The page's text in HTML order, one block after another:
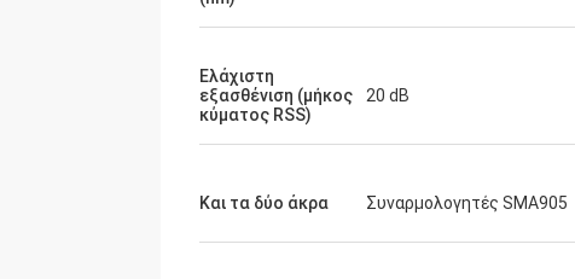
Ελάχιστη
εξασθένιση (μήκος
κύματος RSS)
20 dB
Και τα δύο άκρα Συναρμολογητές SMA905